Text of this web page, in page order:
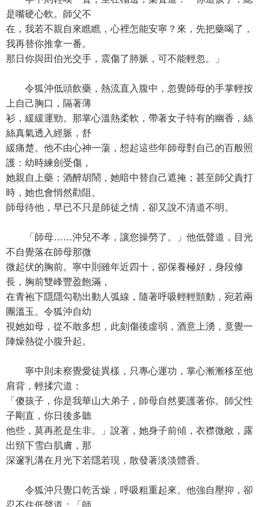
是嘴硬心軟。師父不
在，我若不親自來瞧瞧，心裡怎能安寧？來，先把藥喝了，
我再替你推拿一番。
那日你與田伯光交手，震傷了肺脈，可不能輕忽。」
令狐沖低頭飲藥，熱流直入腹中，忽覺師母的手掌輕按
上自己胸口，隔著薄
衫，緩緩運勁。那掌心溫熱柔軟，帶著女子特有的幽香，絲
絲真氣透入經脈，舒
緩痛楚。他不由心神一蕩，想起這些年師母對自己的百般照
護：幼時練劍受傷，
她親自上藥；酒醉胡鬧，她暗中替自己遮掩；甚至師父責打
時，她也會悄然勸阻。
師母待他，早已不只是師徒之情，卻又說不清道不明。
「師母……沖兒不孝，讓您操勞了。」他低聲道，目光
不自覺落在師母那微
微起伏的胸前。寧中則雖年近四十，卻保養極好，身段修
長，胸前雙峰豐盈飽滿，
在青袍下隱隱勾勒出動人弧線，隨著呼吸輕輕顫動，宛若兩
團溫玉。令狐沖自幼
視她如母，從不敢多想，此刻傷後虛弱，酒意上湧，竟覺一
陣燥熱從小腹升起。
寧中則未察覺愛徒異樣，只專心運功，掌心漸漸移至他
肩背，輕揉穴道：
「傻孩子，你是我華山大弟子，師母自然要護著你。師父性
子剛直，你日後多聽
他些，莫再惹是生非。」說著，她身子前傾，衣襟微敞，露
出頸下雪白肌膚，那
深邃乳溝在月光下若隱若現，散發著淡淡體香。
令狐沖只覺口乾舌燥，呼吸粗重起來。他強自壓抑，卻
忍不住低聲道：「師